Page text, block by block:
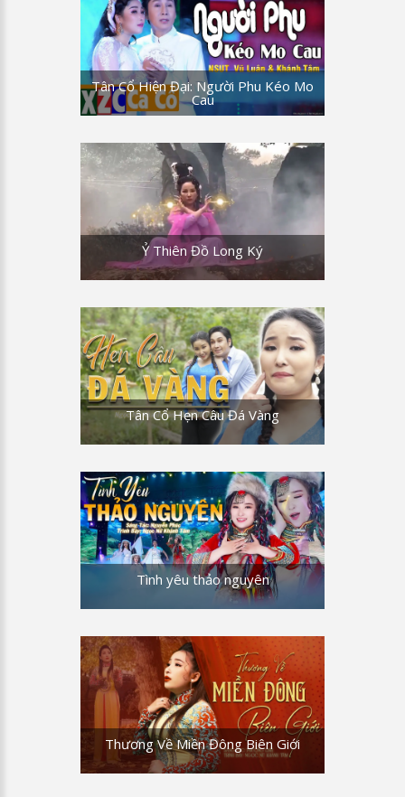
Tân Cổ Hiện Đại: Người Phu Kéo Mo
Cau
Ỷ Thiên Đồ Long Ký
Tân Cổ Hẹn Câu Đá Vàng
Tình yêu thảo nguyên
Thương Về Miền Đông Biên Giới